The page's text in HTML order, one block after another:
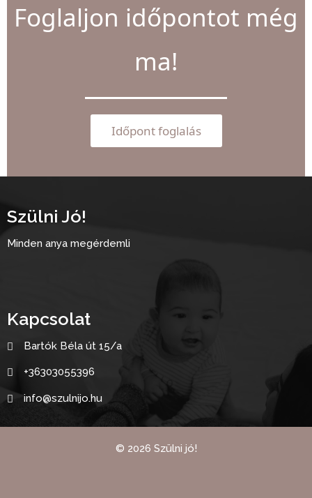
Foglaljon időpontot még
ma!
Időpont foglalás
Szülni Jó!
Minden anya megérdemli
Kapcsolat
Bartók Béla út 15/a
+36303055396
info@szulnijo.hu
© 2026 Szülni jó!